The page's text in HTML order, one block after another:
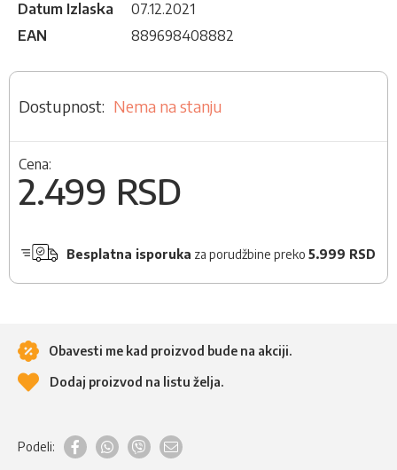
Datum Izlaska
07.12.2021
EAN
889698408882
Nema na stanju
Cena:
2.499 RSD
Besplatna isporuka za porudžbine preko 5.999 RSD
Obavesti me kad proizvod bude na akciji.
Dodaj proizvod na listu želja.
Podeli: